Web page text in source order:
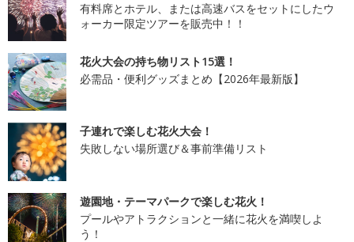
有料席とホテル、または高速バスをセットにしたウ
ォーカー限定ツアーを販売中！！
花火大会の持ち物リスト15選！
必需品・便利グッズまとめ【2026年最新版】
子連れで楽しむ花火大会！
失敗しない場所選び＆事前準備リスト
遊園地・テーマパークで楽しむ花火！
プールやアトラクションと一緒に花火を満喫しよ
う！